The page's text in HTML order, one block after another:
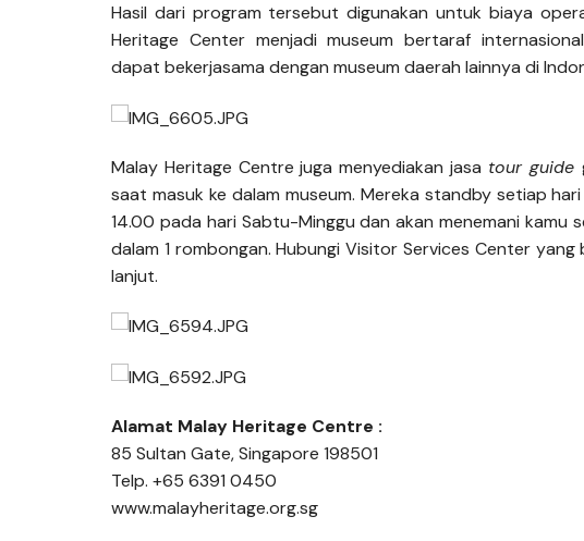
Hasil dari program tersebut digunakan untuk biaya
Heritage Center menjadi museum bertaraf
dapat bekerjasama dengan museum daerah lainnya di
Malay Heritage Centre juga menyediakan jasa tour guide
saat masuk ke dalam museum. Mereka standby setiap
14.00 pada hari Sabtu-Minggu dan akan menemani kamu
dalam 1 rombongan. Hubungi Visitor Services Center
lanjut.
Alamat Malay Heritage Centre :
85 Sultan Gate, Singapore 198501
Telp. +65 6391 0450
www.malayheritage.org.sg